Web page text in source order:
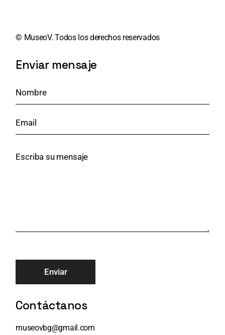
©️ MuseoV. Todos los derechos reservados
Enviar mensaje
Enviar
Contáctanos
museovbg@gmail.com